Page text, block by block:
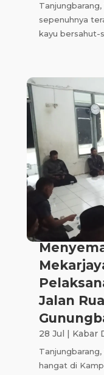
sepenuhnya
kayu bersahut-
Jalan
28 Jul | Kabar
hangat di